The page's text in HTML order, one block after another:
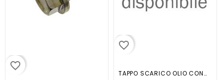
favorite_border
favorite_border
TAPPO SCARICO OLIO CON ANELLO...